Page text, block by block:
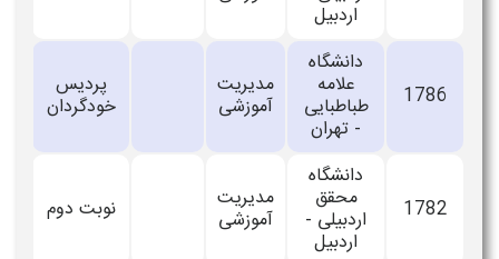
اردبیل
1786
دانشگاه
علامه
طباطبایی
- تهران
مدیریت
آموزشی
پردیس
خودگردان
1782
دانشگاه
محقق
اردبیلی -
اردبیل
مدیریت
آموزشی نوبت دوم